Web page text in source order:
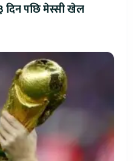
दिन पछि मेस्सी खेल